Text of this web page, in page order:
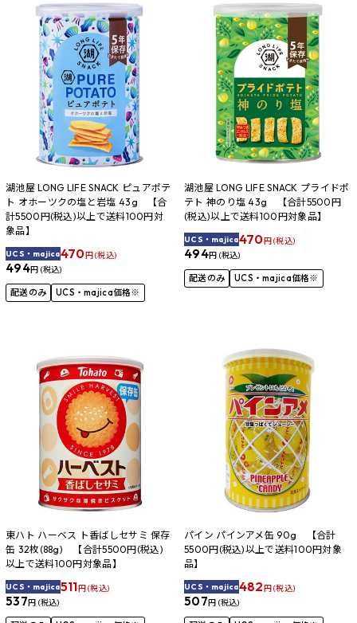
湖池屋 LONG LIFE SNACK ピュアポテ
ト オホーツクの塩と岩塩 43g 【合
計5500円(税込)以上で送料100円対
象品】
UCS・majica470円 (税込)
494円 (税込)
配送のみ UCS・majica価格※
湖池屋 LONG LIFE SNACK プライドポ
テト 神のり塩 43g 【合計5500円
(税込)以上で送料100円対象品】
UCS・majica470円 (税込)
494円 (税込)
配送のみ UCS・majica価格※
東ハト ハーベス ト香ばしセサミ 保存
缶 32枚(88g) 【合計5500円(税込)
以上で送料100円対象品】
UCS・majica511円 (税込)
537円 (税込)
パイン パインアメ缶 90g 【合計
5500円(税込)以上で送料100円対象
品】
UCS・majica482円 (税込)
507円 (税込)